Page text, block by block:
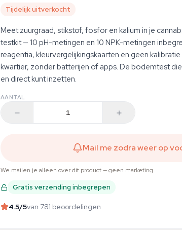
Tijdelijk uitverkocht
Meet zuurgraad, stikstof, fosfor en kalium in je
testkit — 10 pH-metingen en 10 NPK-metingen
reagentia, kleurvergelijkingskaarten en geen
kwartier, zonder batterijen of apps. De bodemtest
en direct kunt inzetten.
AANTAL
Mail me zodra weer op
We mailen je alleen over dit product — geen marketing.
Gratis verzending inbegrepen
4.5/5van 781 beoordelingen